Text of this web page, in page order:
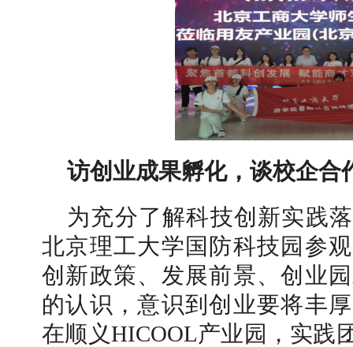
访创业成果孵化，谈校企合
为充分了解科技创新实践
北京理工大学国防科技园参
创新政策、发展前景、创业
的认识，意识到创业要将丰
在顺义HICOOL产业园，实践